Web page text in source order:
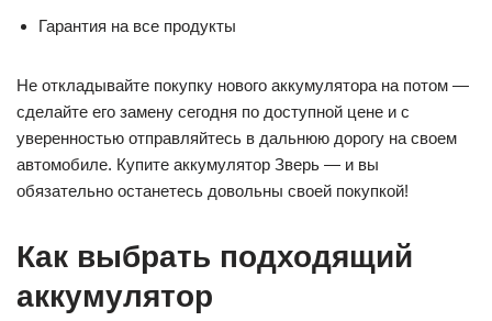
Гарантия на все продукты
Не откладывайте покупку нового аккумулятора на потом —
сделайте его замену сегодня по доступной цене и с
уверенностью отправляйтесь в дальнюю дорогу на своем
автомобиле. Купите аккумулятор Зверь — и вы
обязательно останетесь довольны своей покупкой!
Как выбрать подходящий
аккумулятор